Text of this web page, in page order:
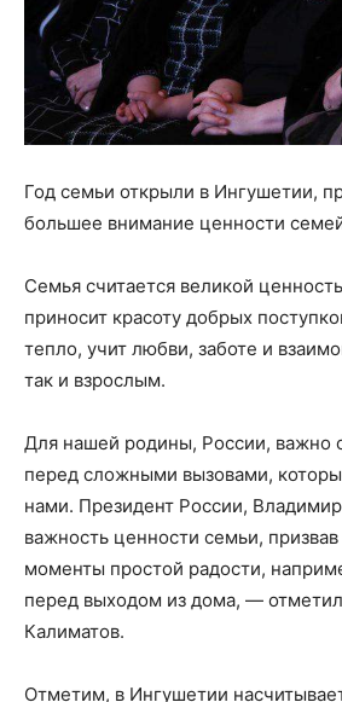
Год семьи открыли в Ингушетии,
большее внимание ценности
Семья считается великой
приносит красоту добрых
тепло, учит любви, заботе и
так и взрослым.
Для нашей родины, России, важно
перед сложными вызовами,
нами. Президент России,
важность ценности семьи,
моменты простой радости,
перед выходом из дома, —
Калиматов.
Отметим, в Ингушетии